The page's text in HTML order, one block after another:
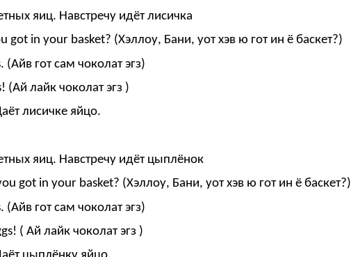
яиц. Навстречу идёт лисичка
in your basket? (Хэллоу, Бани, уот хэв ю гот ин ё баскет?)
гот сам чоколат эгз)
лайк чоколат эгз )
лисичке яйцо.
яиц. Навстречу идёт цыплёнок
got in your basket? (Хэллоу, Бани, уот хэв ю гот ин ё баскет?)
гот сам чоколат эгз)
( Ай лайк чоколат эгз )